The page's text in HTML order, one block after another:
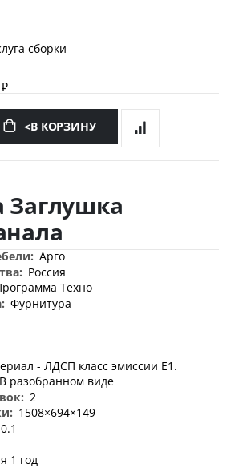
сборки
<В КОРЗИНУ
Заглушка
Арго
Россия
Техно
Фурнитура
- ЛДСП класс эмиссии Е1.
В разобранном виде
2
1508×694×149
0.1
1 год